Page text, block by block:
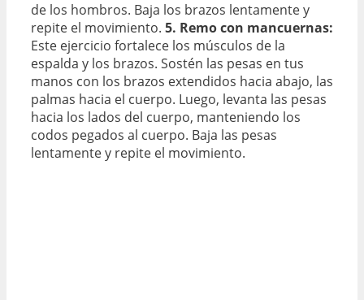
de los hombros. Baja los brazos lentamente y
repite el movimiento. 5. Remo con mancuernas:
Este ejercicio fortalece los músculos de la
espalda y los brazos. Sostén las pesas en tus
manos con los brazos extendidos hacia abajo, las
palmas hacia el cuerpo. Luego, levanta las pesas
hacia los lados del cuerpo, manteniendo los
codos pegados al cuerpo. Baja las pesas
lentamente y repite el movimiento.